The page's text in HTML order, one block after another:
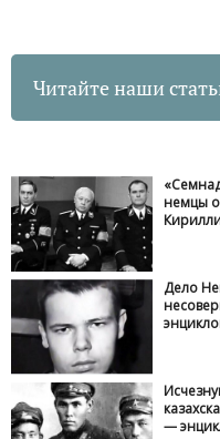
Читайте наши
немцы
Дело
—